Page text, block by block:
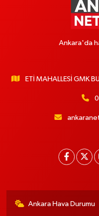
Ankara'da
ETİ MAHALLESİ GMK
Ankara Hava Durumu